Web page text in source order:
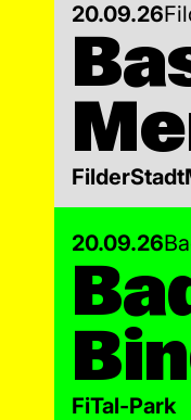
20.09.26
20.09.26
FiTal-Park